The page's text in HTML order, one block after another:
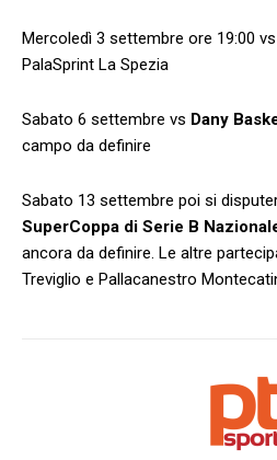
Mercoledì 3 settembre ore 19:00 vs
PalaSprint La Spezia
Sabato 6 settembre vs Dany
campo da definire
Sabato 13 settembre poi si
SuperCoppa di Serie B
ancora da definire. Le altre
Treviglio e Pallacanestro